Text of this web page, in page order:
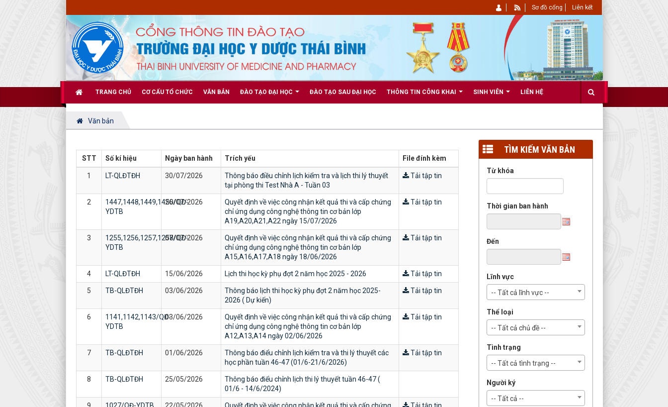
TRANG CHỦ CƠ CẤU TỔ CHỨC VĂN BẢN ĐÀO TẠO ĐẠI HỌC ĐÀO TẠO SAU ĐẠI HỌC THÔNG TIN CÔNG KHAI SINH VIÊN LIÊN HỆ
Sơ đồ cổng Liên kết
Văn bản
STT Số kí hiệu Ngày ban hành Trích yếu File đính kèm
1 LT-QLĐTĐH 30/07/2026
Thông báo điều chỉnh lịch kiểm tra và lịch thi lý thuyết
tại phòng thi Test Nhà A - Tuần 03
Tải tập tin
2
1447,1448,1449,1450/QĐ-
YDTB
26/07/2026
Quyết định về việc công nhận kết quả thi và cấp chứng
chỉ ứng dụng công nghệ thông tin cơ bản lớp
A19,A20,A21,A22 ngày 15/07/2026
Tải tập tin
3
1255,1256,1257,1258/QĐ-
YDTB
07/07/2026
Quyết định về việc công nhận kết quả thi và cấp chứng
chỉ ứng dụng công nghệ thông tin cơ bản lớp
A15,A16,A17,A18 ngày 18/06/2026
Tải tập tin
4 LT-QLĐTĐH 15/06/2026 Lịch thi học kỳ phụ đợt 2 năm học 2025 - 2026 Tải tập tin
5 TB-QLĐTĐH 03/06/2026
Thông báo lịch thi học kỳ phụ đợt 2 năm học 2025-
2026 ( Dự kiến)
Tải tập tin
6
1141,1142,1143/QĐ-
YDTB
03/06/2026
Quyết định về việc công nhận kết quả thi và cấp chứng
chỉ ứng dụng công nghệ thông tin cơ bản lớp
A12,A13,A14 ngày 02/06/2026
Tải tập tin
7 TB-QLĐTĐH 01/06/2026
Thông báo điểu chỉnh lịch kiểm tra và thi lý thuyết các
học phần tuần 46-47 (01/6-21/6/2026)
Tải tập tin
8 TB-QLĐTĐH 25/05/2026
Thông báo điểu chỉnh lịch thi lý thuyết tuần 46-47 (
01/6 - 14/6/2024)
TÌM KIẾM VĂN BẢN
Từ khóa
Thời gian ban hành
Đến
Lĩnh vực
-- Tất cả lĩnh vực --
Thể loại
-- Tất cả chủ đề --
Tình trạng
-- Tất cả tình trạng --
Người ký
-- Tất cả --